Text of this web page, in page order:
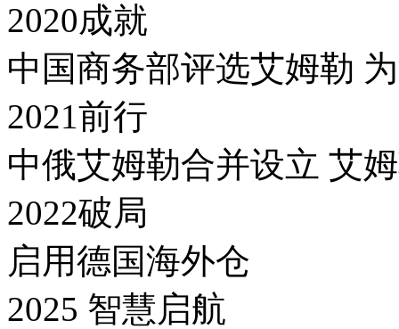
2020成就
中国商务部评选艾姆勒
2021前行
中俄艾姆勒合并设立 艾
2022破局
启用德国海外仓
2025 智慧启航